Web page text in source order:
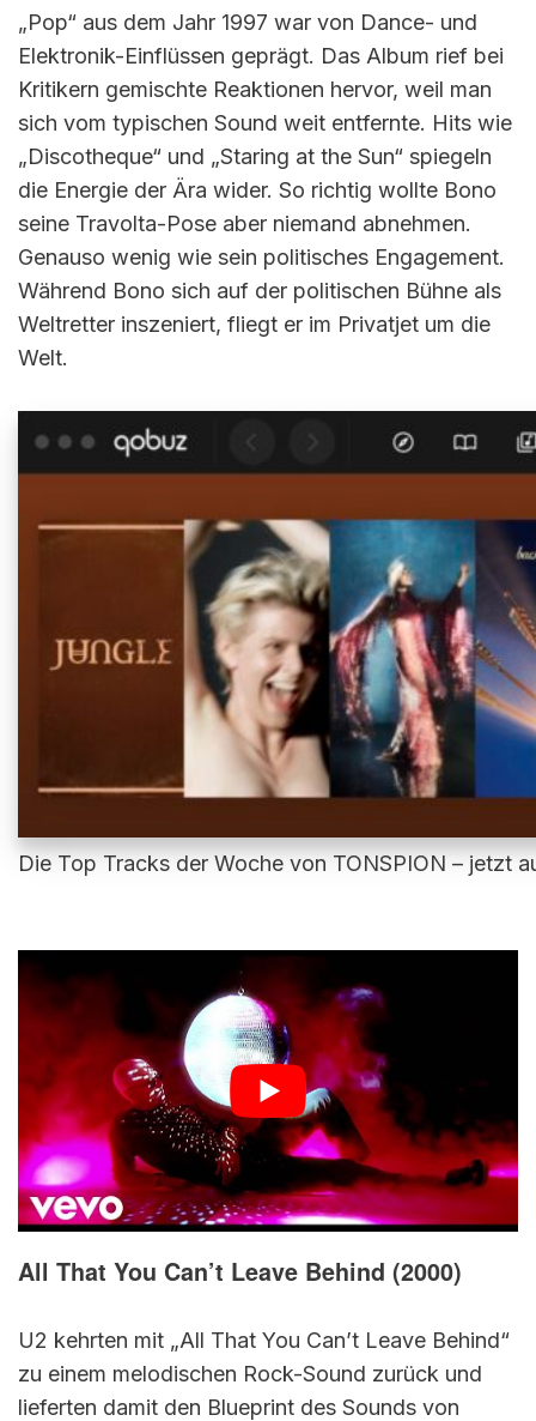
„Pop“ aus dem Jahr 1997 war von Dance- und
Elektronik-Einflüssen geprägt. Das Album rief bei
Kritikern gemischte Reaktionen hervor, weil man
sich vom typischen Sound weit entfernte. Hits wie
„Discotheque“ und „Staring at the Sun“ spiegeln
die Energie der Ära wider. So richtig wollte Bono
seine Travolta-Pose aber niemand abnehmen.
Genauso wenig wie sein politisches Engagement.
Während Bono sich auf der politischen Bühne als
Weltretter inszeniert, fliegt er im Privatjet um die
Welt.
Die Top Tracks der Woche von TONSPION – jetzt
All That You Can’t Leave Behind (2000)
U2 kehrten mit „All That You Can’t Leave Behind“
zu einem melodischen Rock-Sound zurück und
lieferten damit den Blueprint des Sounds von